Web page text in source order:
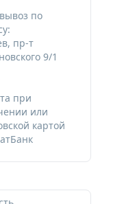
косметики
мыловара
и зима
по
пр-т
9/1
при
или
картой